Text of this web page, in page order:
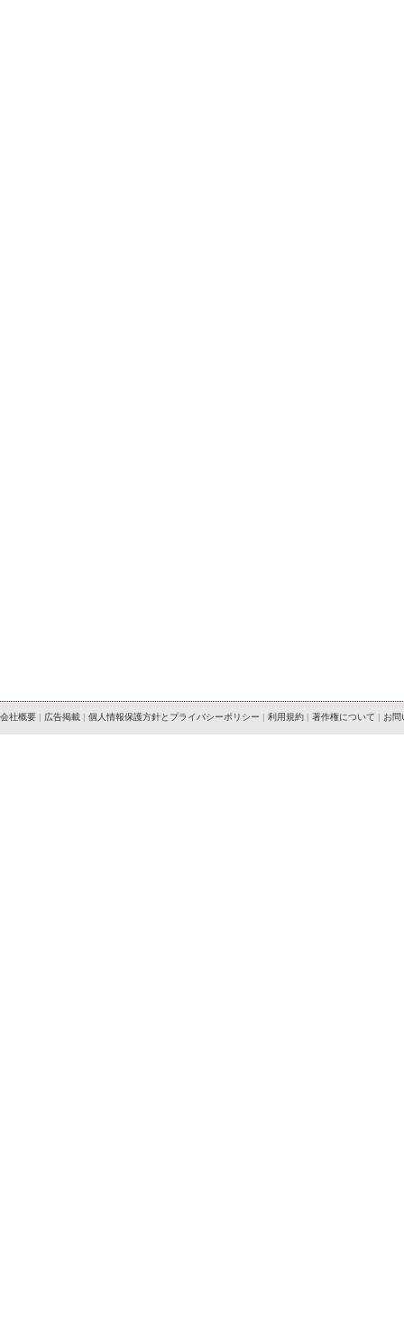
会社概要 | 広告掲載 | 個人情報保護方針とプライバシーポリシー | 利用規約 | 著作権について | お問